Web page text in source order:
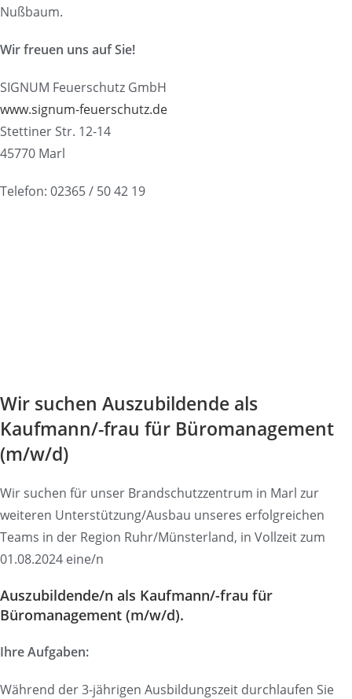
Nußbaum.
Wir freuen uns auf Sie!
SIGNUM Feuerschutz GmbH
www.signum-feuerschutz.de
Stettiner Str. 12-14
45770 Marl
Telefon: 02365 / 50 42 19
Wir suchen Auszubildende als
Kaufmann/-frau für Büromanagement
(m/w/d)
Wir suchen für unser Brandschutzzentrum in Marl zur
weiteren Unterstützung/Ausbau unseres erfolgreichen
Teams in der Region Ruhr/Münsterland, in Vollzeit zum
01.08.2024 eine/n
Auszubildende/n als Kaufmann/-frau für
Büromanagement (m/w/d).
Ihre Aufgaben:
Während der 3-jährigen Ausbildungszeit durchlaufen Sie